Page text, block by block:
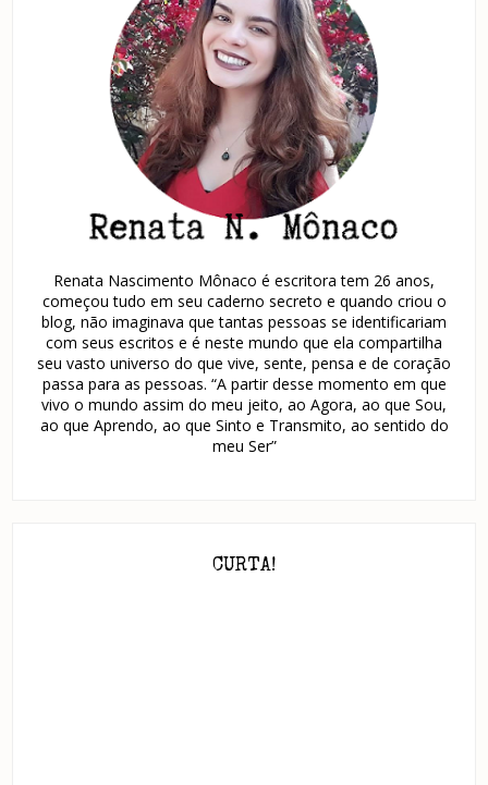
Renata Nascimento Mônaco é escritora tem 26 anos,
começou tudo em seu caderno secreto e quando criou o
blog, não imaginava que tantas pessoas se identificariam
com seus escritos e é neste mundo que ela compartilha
seu vasto universo do que vive, sente, pensa e de coração
passa para as pessoas. “A partir desse momento em que
vivo o mundo assim do meu jeito, ao Agora, ao que Sou,
ao que Aprendo, ao que Sinto e Transmito, ao sentido do
meu Ser”
CURTA!